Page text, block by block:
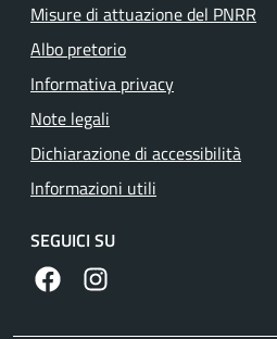
Misure di attuazione del PNRR
Albo pretorio
Informativa privacy
Note legali
Dichiarazione di accessibilità
Informazioni utili
SEGUICI SU
https://www.facebook.com/